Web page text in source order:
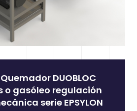
Quemador DUOBLOC
o gasóleo regulación
serie EPSYLON